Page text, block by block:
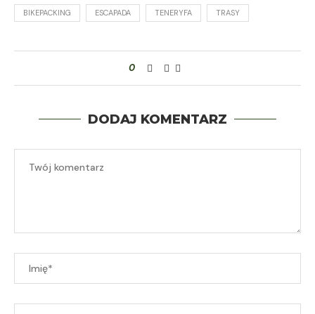
BIKEPACKING ESCAPADA TENERYFA TRASY
0
DODAJ KOMENTARZ